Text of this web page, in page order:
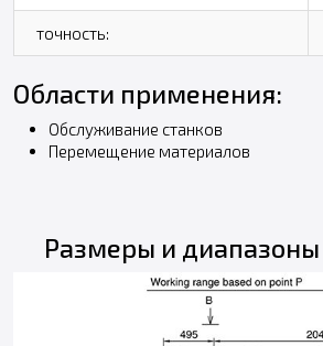
точность:
Области применения:
Обслуживание станков
Перемещение материалов
Размеры и